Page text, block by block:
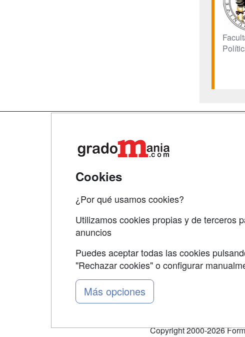
Grupo formazion:
Copyright 2000-2026
Cookies
¿Por qué usamos cookies?
Utilizamos cookies propias y de terceros
anuncios
Puedes aceptar todas las cookies
"Rechazar cookies" o configurar
Más opciones